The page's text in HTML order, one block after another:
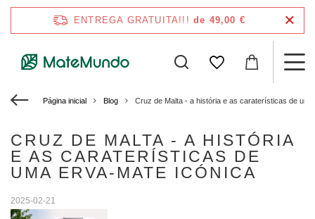
ENTREGA GRATUITA!!! de 49,00 €
Página inicial Blog Cruz de Malta - a história e as caraterísticas de
CRUZ DE MALTA - A HISTÓRIA
E AS CARATERÍSTICAS DE
UMA ERVA-MATE ICÓNICA
2025-02-21